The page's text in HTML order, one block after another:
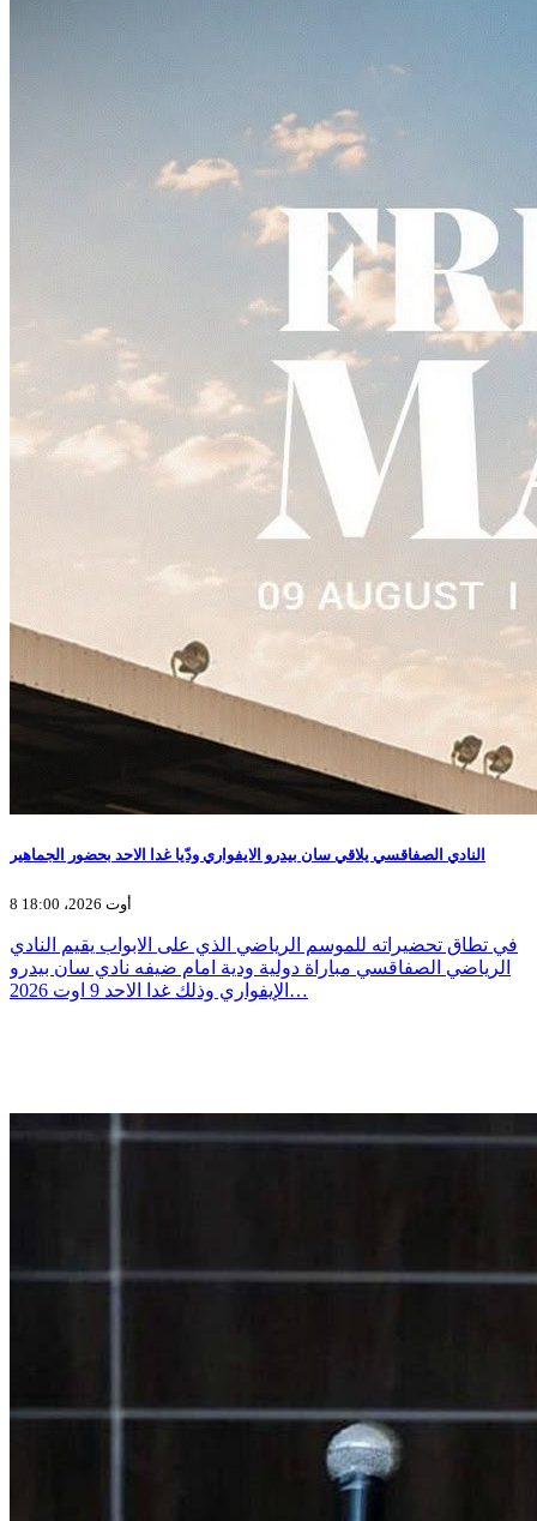
النادي الصفاقسي يلاقي سان بيدرو الايفواري ودّيا غدا الاحد بحضور الجماهير
8 أوت 2026، 18:00
في تطاق تحضيراته للموسم الرياضي الذي على الابواب يقيم النادي
الرياضي الصفاقسي مباراة دولية ودية امام ضيفه نادي سان بيدرو
الإيفواري وذلك غدا الاحد 9 اوت 2026…